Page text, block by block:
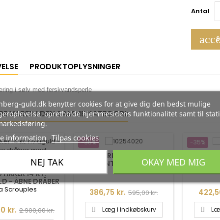
Antal
PRODUKTOPLYSNINGER
i sølv med ferskvandsperle
VARER I DEN SAMME KATEGORI:
14 KT.
- ÅBNE DRÅBER
0,02
Scrouples
kr. Normalpris
2.900,00 kr.
-35%
SØLV ØRESTIKKER - BRED
FIRKANTET MED BLANK
OVERFLADE
Pris
386,75 kr. Normalpris
595,00 kr.
 Læg i indkøbskurv
-35%
Pris

guld.dk benytter cookies for at give dig den bedst mulige
opretholde hjemmesidens funktionalitet samt til
information Tilpas cookies
NEJ TAK OKAY MED MIG